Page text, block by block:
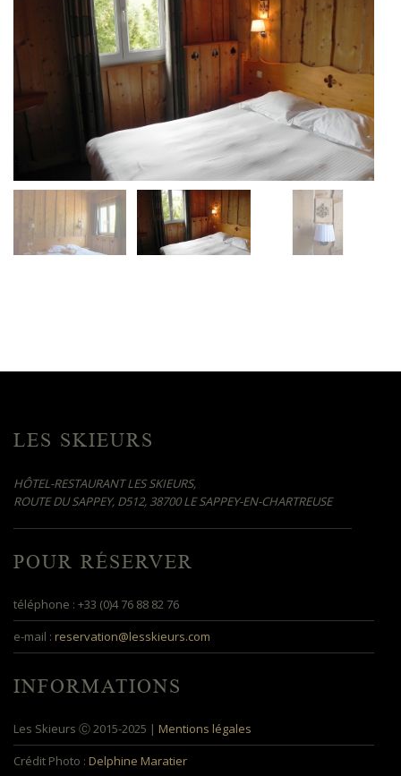
LES SKIEURS
HÔTEL-RESTAURANT LES SKIEURS,
ROUTE DU SAPPEY, D512, 38700 LE SAPPEY-EN-CHARTREUSE
POUR RÉSERVER
téléphone : +33 (0)4 76 88 82 76
e-mail : reservation@lesskieurs.com
INFORMATIONS
Les Skieurs Ⓒ 2015-2025 | Mentions légales
Crédit Photo : Delphine Maratier